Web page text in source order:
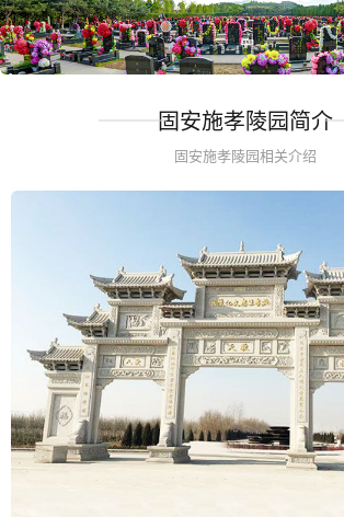
固安施孝陵园简介
固安施孝陵园相关介绍